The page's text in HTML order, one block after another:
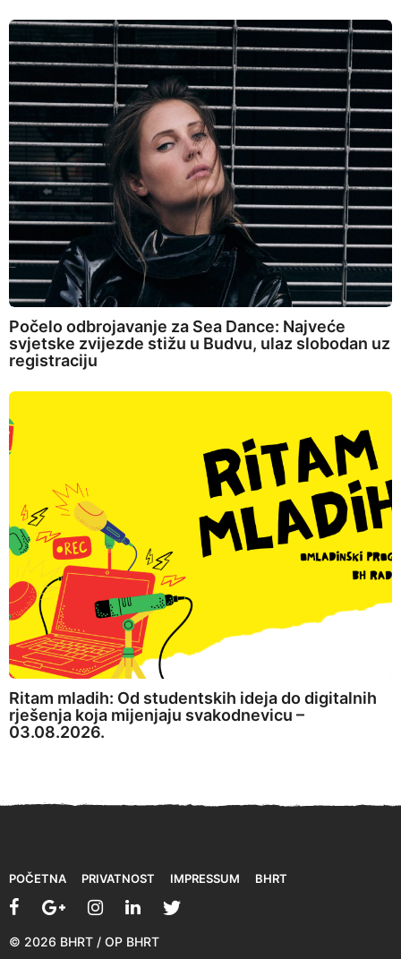
Počelo odbrojavanje za Sea Dance: Najveće
svjetske zvijezde stižu u Budvu, ulaz slobodan uz
registraciju
Ritam mladih: Od studentskih ideja do digitalnih
rješenja koja mijenjaju svakodnevicu –
03.08.2026.
POČETNA PRIVATNOST IMPRESSUM BHRT
© 2026 BHRT / OP BHRT